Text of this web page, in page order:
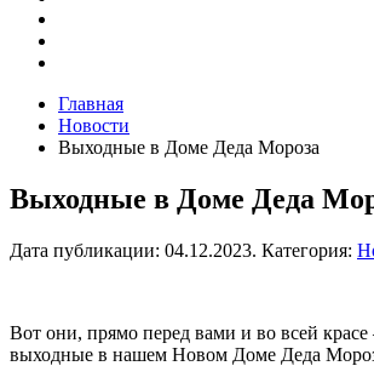
Главная
Новости
Выходные в Доме Деда Мороза
Выходные в Доме Деда
Дата публикации: 04.12.2023. Категория:
Вот они, прямо перед вами и во всей
выходные в нашем Новом Доме Деда